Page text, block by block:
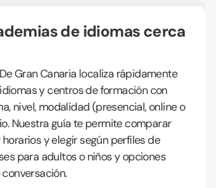
Gran Canaria localiza rápidamente
y centros de formación con
nivel, modalidad (presencial, online o
Nuestra guía te permite comparar
y elegir según perfiles de
para adultos o niños y opciones